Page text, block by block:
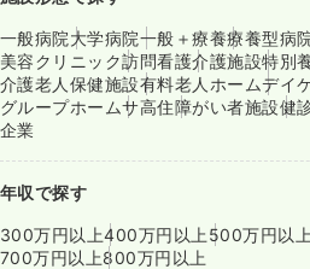
一般病院大学病院一般＋療養療養型病
美容クリニック訪問看護介護施設特別
介護老人保健施設有料老人ホームデイ
グループホームサ高住障がい者施設健
企業
年収で探す
300万円以上400万円以上 500万円以上
700万円以上800万円以上